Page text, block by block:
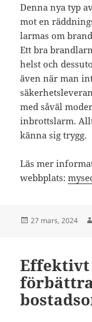
Denna nya typ
mot en
larmas om
Ett bra
helst och
även när man
med såväl
inbrottslarm.
känna sig trygg.
Läs mer
webbplats:
Postat
27 mars, 2024
Effektivt